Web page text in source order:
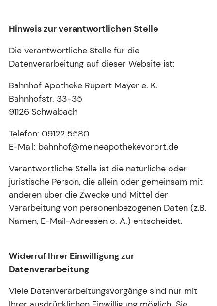
Hinweis zur verantwortlichen Stelle
Die verantwortliche Stelle für die
Datenverarbeitung auf dieser Website ist:
Bahnhof Apotheke Rupert Mayer e. K.
Bahnhofstr. 33-35
91126 Schwabach
Telefon: 09122 5580
E-Mail: bahnhof@meineapothekevorort.de
Verantwortliche Stelle ist die natürliche oder
juristische Person, die allein oder gemeinsam mit
anderen über die Zwecke und Mittel der
Verarbeitung von personenbezogenen Daten (z.B.
Namen, E-Mail-Adressen o. Ä.) entscheidet.
Widerruf Ihrer Einwilligung zur
Datenverarbeitung
Viele Datenverarbeitungsvorgänge sind nur mit